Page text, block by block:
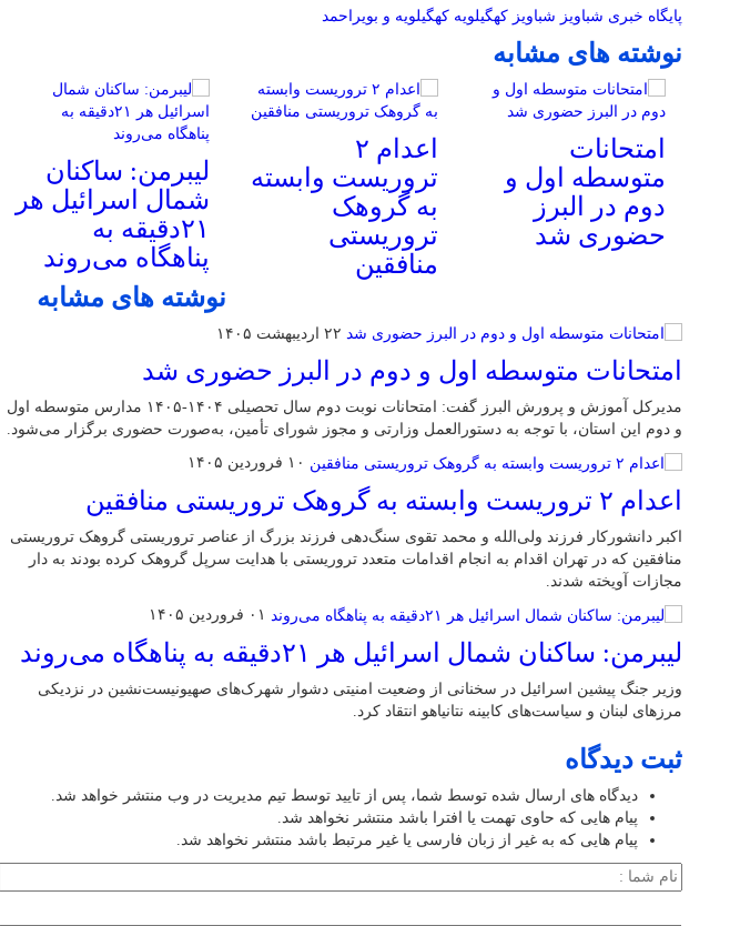
پایگاه خبری شباویز شباویز کهگیلویه کهگیلویه و بویراحمد
نوشته های مشابه
امتحانات
متوسطه اول و
دوم در البرز
حضوری شد
اعدام ۲
تروریست وابسته
به گروهک
تروریستی
منافقین
لیبرمن: ساکنان
شمال اسرائیل هر
۲۱دقیقه به
پناهگاه می‌روند
نوشته های مشابه
۲۲ اردیبهشت ۱۴۰۵
امتحانات متوسطه اول و دوم در البرز حضوری شد
مدیرکل آموزش و پرورش البرز گفت: امتحانات نوبت دوم سال تحصیلی ۱۴۰۴-۱۴۰۵ مدارس متوسطه اول
و دوم این استان، با توجه به دستورالعمل وزارتی و مجوز شورای تأمین، به‌صورت حضوری برگزار می‌شود.
۱۰ فروردین ۱۴۰۵
اعدام ۲ تروریست وابسته به گروهک تروریستی منافقین
اکبر دانشورکار فرزند ولی‌الله و محمد تقوی سنگ‌دهی فرزند بزرگ از عناصر تروریستی گروهک تروریستی
منافقین که در تهران اقدام به انجام اقدامات متعدد تروریستی با هدایت سرپل گروهک کرده بودند به دار
مجازات آویخته شدند.
۰۱ فروردین ۱۴۰۵
لیبرمن: ساکنان شمال اسرائیل هر ۲۱دقیقه به پناهگاه می‌روند
وزیر جنگ پیشین اسرائیل در سخنانی از وضعیت امنیتی دشوار شهرک‌های صهیونیست‌نشین در نزدیکی
مرزهای لبنان و سیاست‌های کابینه نتانیاهو انتقاد کرد.
ثبت دیدگاه
دیدگاه های ارسال شده توسط شما، پس از تایید توسط تیم مدیریت در وب منتشر خواهد شد.
پیام هایی که حاوی تهمت یا افترا باشد منتشر نخواهد شد.
پیام هایی که به غیر از زبان فارسی یا غیر مرتبط باشد منتشر نخواهد شد.